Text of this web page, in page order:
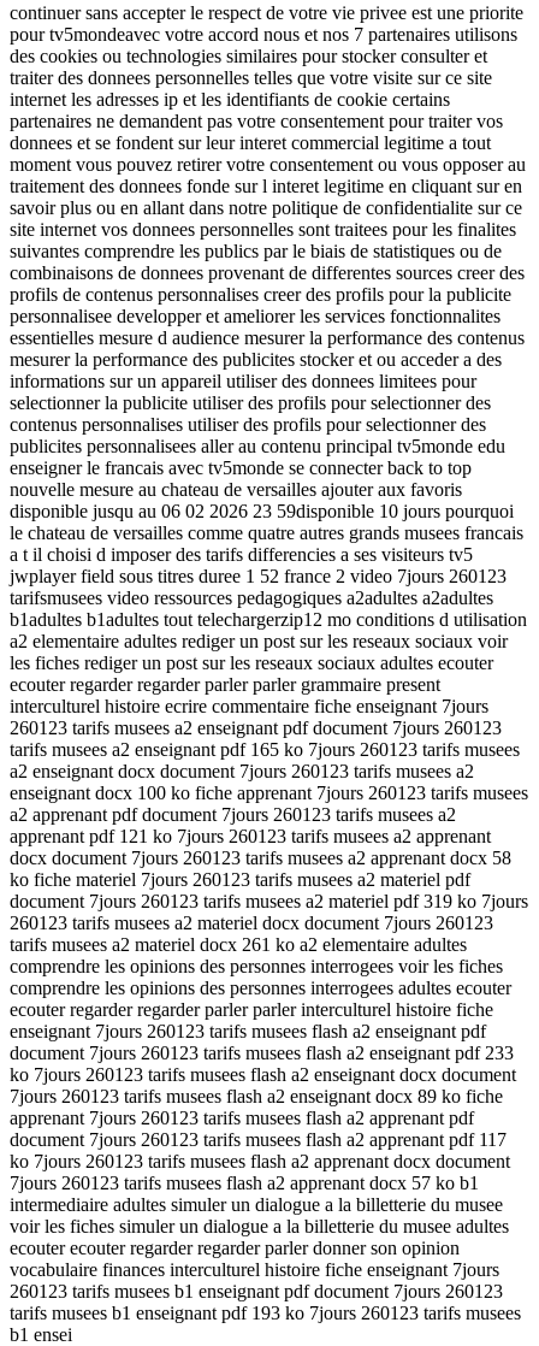
continuer sans accepter le respect de votre vie privee est une priorite
pour tv5mondeavec votre accord nous et nos 7 partenaires utilisons
des cookies ou technologies similaires pour stocker consulter et
traiter des donnees personnelles telles que votre visite sur ce site
internet les adresses ip et les identifiants de cookie certains
partenaires ne demandent pas votre consentement pour traiter vos
donnees et se fondent sur leur interet commercial legitime a tout
moment vous pouvez retirer votre consentement ou vous opposer au
traitement des donnees fonde sur l interet legitime en cliquant sur en
savoir plus ou en allant dans notre politique de confidentialite sur ce
site internet vos donnees personnelles sont traitees pour les finalites
suivantes comprendre les publics par le biais de statistiques ou de
combinaisons de donnees provenant de differentes sources creer des
profils de contenus personnalises creer des profils pour la publicite
personnalisee developper et ameliorer les services fonctionnalites
essentielles mesure d audience mesurer la performance des contenus
mesurer la performance des publicites stocker et ou acceder a des
informations sur un appareil utiliser des donnees limitees pour
selectionner la publicite utiliser des profils pour selectionner des
contenus personnalises utiliser des profils pour selectionner des
publicites personnalisees aller au contenu principal tv5monde edu
enseigner le francais avec tv5monde se connecter back to top
nouvelle mesure au chateau de versailles ajouter aux favoris
disponible jusqu au 06 02 2026 23 59disponible 10 jours pourquoi
le chateau de versailles comme quatre autres grands musees francais
a t il choisi d imposer des tarifs differencies a ses visiteurs tv5
jwplayer field sous titres duree 1 52 france 2 video 7jours 260123
tarifsmusees video ressources pedagogiques a2adultes a2adultes
b1adultes b1adultes tout telechargerzip12 mo conditions d utilisation
a2 elementaire adultes rediger un post sur les reseaux sociaux voir
les fiches rediger un post sur les reseaux sociaux adultes ecouter
ecouter regarder regarder parler parler grammaire present
interculturel histoire ecrire commentaire fiche enseignant 7jours
260123 tarifs musees a2 enseignant pdf document 7jours 260123
tarifs musees a2 enseignant pdf 165 ko 7jours 260123 tarifs musees
a2 enseignant docx document 7jours 260123 tarifs musees a2
enseignant docx 100 ko fiche apprenant 7jours 260123 tarifs musees
a2 apprenant pdf document 7jours 260123 tarifs musees a2
apprenant pdf 121 ko 7jours 260123 tarifs musees a2 apprenant
docx document 7jours 260123 tarifs musees a2 apprenant docx 58
ko fiche materiel 7jours 260123 tarifs musees a2 materiel pdf
document 7jours 260123 tarifs musees a2 materiel pdf 319 ko 7jours
260123 tarifs musees a2 materiel docx document 7jours 260123
tarifs musees a2 materiel docx 261 ko a2 elementaire adultes
comprendre les opinions des personnes interrogees voir les fiches
comprendre les opinions des personnes interrogees adultes ecouter
ecouter regarder regarder parler parler interculturel histoire fiche
enseignant 7jours 260123 tarifs musees flash a2 enseignant pdf
document 7jours 260123 tarifs musees flash a2 enseignant pdf 233
ko 7jours 260123 tarifs musees flash a2 enseignant docx document
7jours 260123 tarifs musees flash a2 enseignant docx 89 ko fiche
apprenant 7jours 260123 tarifs musees flash a2 apprenant pdf
document 7jours 260123 tarifs musees flash a2 apprenant pdf 117
ko 7jours 260123 tarifs musees flash a2 apprenant docx document
7jours 260123 tarifs musees flash a2 apprenant docx 57 ko b1
intermediaire adultes simuler un dialogue a la billetterie du musee
voir les fiches simuler un dialogue a la billetterie du musee adultes
ecouter ecouter regarder regarder parler donner son opinion
vocabulaire finances interculturel histoire fiche enseignant 7jours
260123 tarifs musees b1 enseignant pdf document 7jours 260123
tarifs musees b1 enseignant pdf 193 ko 7jours 260123 tarifs musees
b1 ensei